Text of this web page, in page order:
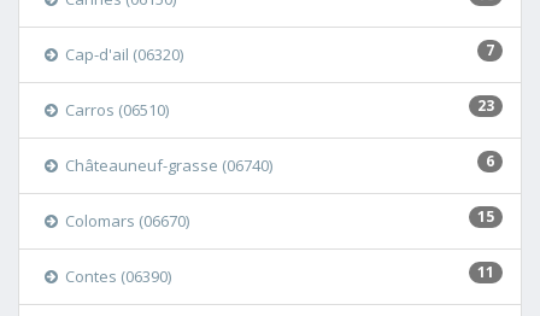
7
Cap-d'ail (06320)
23
Carros (06510)
6
Châteauneuf-grasse (06740)
15
Colomars (06670)
11
Contes (06390)